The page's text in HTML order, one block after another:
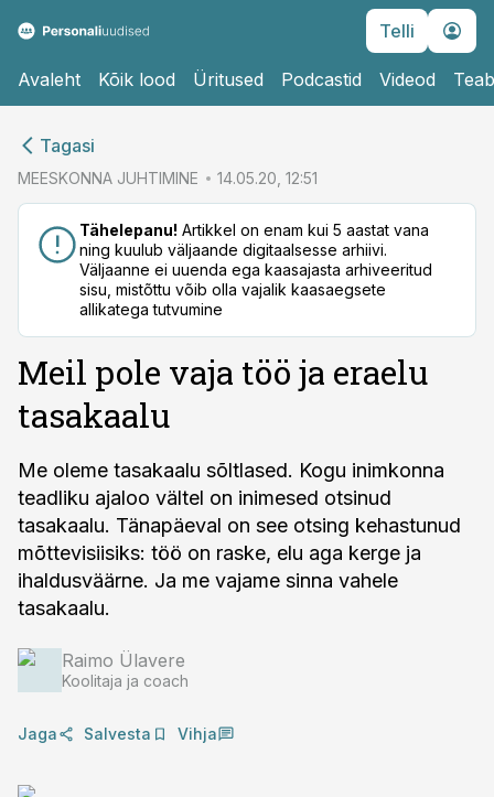
Telli
Avaleht Kõik lood Üritused Podcastid Videod
Tagasi
MEESKONNA JUHTIMINE 14.05.20, 12:51
Tähelepanu! Artikkel on enam kui 5 aastat vana
ning kuulub väljaande digitaalsesse arhiivi.
Väljaanne ei uuenda ega kaasajasta arhiveeritud
sisu, mistõttu võib olla vajalik kaasaegsete
allikatega tutvumine
Meil pole vaja töö ja eraelu
tasakaalu
Me oleme tasakaalu sõltlased. Kogu inimkonna
teadliku ajaloo vältel on inimesed otsinud
tasakaalu. Tänapäeval on see otsing kehastunud
mõttevisiisiks: töö on raske, elu aga kerge ja
ihaldusväärne. Ja me vajame sinna vahele
tasakaalu.
Raimo Ülavere
Koolitaja ja coach
Jaga Salvesta Vihja